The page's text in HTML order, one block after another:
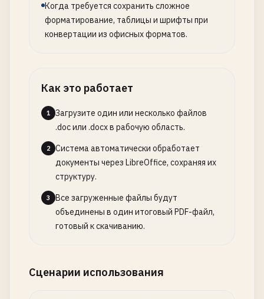
Когда требуется сохранить сложное
форматирование, таблицы и шрифты при
конвертации из офисных форматов.
Как это работает
1
Загрузите один или несколько файлов
.doc или .docx в рабочую область.
2
Система автоматически обработает
документы через LibreOffice, сохраняя их
структуру.
3
Все загруженные файлы будут
объединены в один итоговый PDF-файл,
готовый к скачиванию.
Сценарии использования